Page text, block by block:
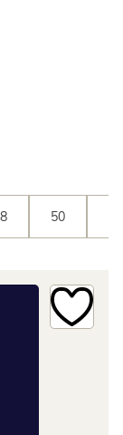
50